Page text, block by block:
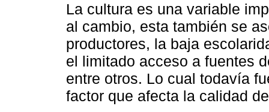
La cultura es una variable
al cambio, esta también se
productores, la baja
el limitado acceso a fuentes
entre otros. Lo cual todavía
factor que afecta la calidad